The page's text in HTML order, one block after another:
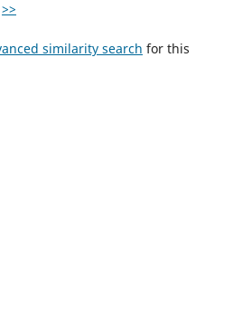
>>
similarity search for this